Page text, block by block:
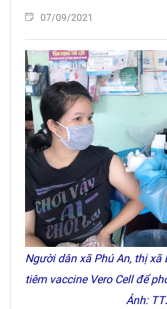
07/09/2021
Người dân xã Phú An, thị xã
tiêm vaccine Vero Cell để
Ảnh: